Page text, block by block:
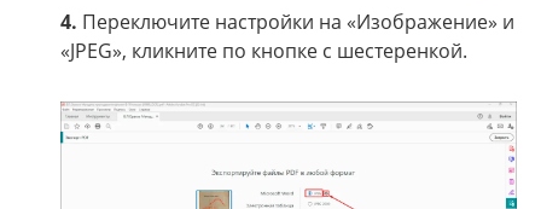
4. Переключите настройки на «Изображение» и
«JPEG», кликните по кнопке с шестеренкой.